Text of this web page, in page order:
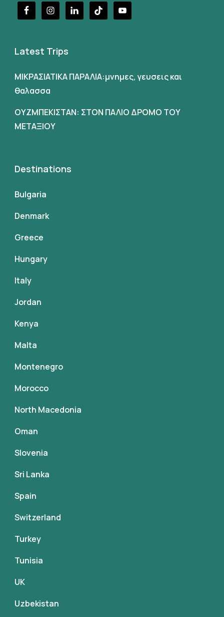
Latest Trips
ΜΙΚΡΑΣΙΑΤΙΚΑ ΠΑΡΑΛΙΑ:μνημες, γευσεις και
θαλασσα
ΟΥΖΜΠΕΚΙΣΤΑΝ: ΣΤΟΝ ΠΑΛΙΟ ΔΡΟΜΟ ΤΟΥ
ΜΕΤΑΞΙΟΥ
Destinations
Bulgaria
Denmark
Greece
Hungary
Italy
Jordan
Kenya
Malta
Montenegro
Morocco
North Macedonia
Oman
Slovenia
Sri Lanka
Spain
Switzerland
Turkey
Tunisia
UK
Uzbekistan